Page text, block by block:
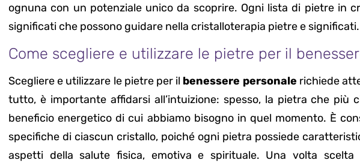
ognuna con un potenziale unico da scoprire. Ogni lista di pietre in
significati che possono guidare nella cristalloterapia pietre e significati.
Come scegliere e utilizzare le pietre per il
Scegliere e utilizzare le pietre per il benessere personale richiede
tutto, è importante affidarsi all’intuizione: spesso, la pietra che più
beneficio energetico di cui abbiamo bisogno in quel momento. È
specifiche di ciascun cristallo, poiché ogni pietra possiede
aspetti della salute fisica, emotiva e spirituale. Una volta